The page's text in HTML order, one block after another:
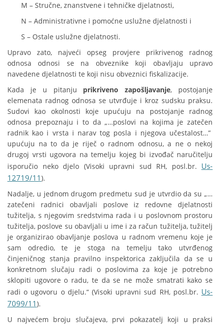
M – Stručne, znanstvene i tehničke djelatnosti,
N – Administrativne i pomoćne uslužne djelatnosti i
S – Ostale uslužne djelatnosti.
Upravo zato, najveći opseg provjere prikrivenog radnog
odnosa odnosi se na obveznike koji obavljaju upravo
navedene djelatnosti te koji nisu obveznici fiskalizacije.
Kada je u pitanju prikriveno zapošljavanje, postojanje
elemenata radnog odnosa se utvrđuje i kroz sudsku praksu.
Sudovi kao okolnosti koje upućuju na postojanje radnog
odnosa prepoznaju i to da „…poslovi na kojima je zatečen
radnik kao i vrsta i narav tog posla i njegova učestalost…”
upućuju na to da je riječ o radnom odnosu, a ne o nekoj
drugoj vrsti ugovora na temelju kojeg bi izvođač naručitelju
isporučio neko djelo (Visoki upravni sud RH, posl.br. Us-
12719/11).
Nadalje, u jednom drugom predmetu sud je utvrdio da su „…
zatečeni radnici obavljali poslove iz redovne djelatnosti
tužitelja, s njegovim sredstvima rada i u poslovnom prostoru
tužitelja, poslove su obavljali u ime i za račun tužitelja, tužitelj
je organizirao obavljanje poslova u radnom vremenu koje je
sam odredio, te je stoga na temelju tako utvrđenog
činjeničnog stanja pravilno inspektorica zaključila da se u
konkretnom slučaju radi o poslovima za koje je potrebno
sklopiti ugovore o radu, te da se ne može smatrati kako se
radi o ugovoru o djelu.“ (Visoki upravni sud RH, posl.br. Us-
7099/11).
U najvećem broju slučajeva, prvi pokazatelj koji u praksi